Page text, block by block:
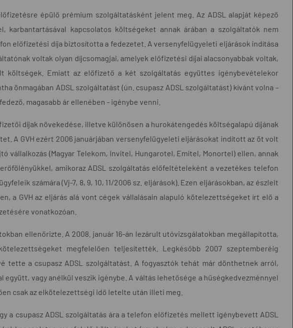
épülő prémium szolgáltatásként jelent meg. Az ADSL alapját képező
karbantartásával kapcsolatos költségeket annak árában a szolgáltatók nem
előfizetési díja biztosította a fedezetet. A versenyfelügyeleti eljárások indítása
voltak olyan díjcsomagjai, amelyek előfizetési díjai alacsonyabbak voltak,
költségek. Emiatt az előfizető a két szolgáltatás együttes igénybevételekor
önmagában ADSL szolgáltatást (ún. csupasz ADSL szolgáltatást) kívánt volna -
magasabb ár ellenében - igénybe venni.
díjak növekedése, illetve különösen a hurokátengedés költségalapú díjának
A GVH ezért 2006 januárjában versenyfelügyeleti eljárásokat indított az öt volt
vállalkozás (Magyar Telekom, Invitel, Hungarotel, Emitel, Monortel) ellen, annak
amikoraz ADSL szolgáltatás előfeltételeként a vezetékes telefon
számára (Vj-7, 8, 9, 10, 11/2006 sz. eljárások). Ezen eljárásokban, az észlelt
a GVH az eljárás alá vont cégek vállalásain alapuló kötelezettségeket írt elő a
vonatkozóan.
ellenőrizte. A 2008. január 16-án lezárult utóvizsgálatokban megállapította,
megfelelően teljesítették. Legkésőbb 2007 szeptemberéig
tette a csupasz ADSL szolgáltatást. A fogyasztók tehát már dönthetnek arról,
együtt, vagy anélkül veszik igénybe. A váltás lehetősége a hűségkedvezménnyel
csak az elkötelezettségi idő letelte után illeti meg.
a csupasz ADSL szolgáltatás ára a telefon előfizetés mellett igénybevett ADSL